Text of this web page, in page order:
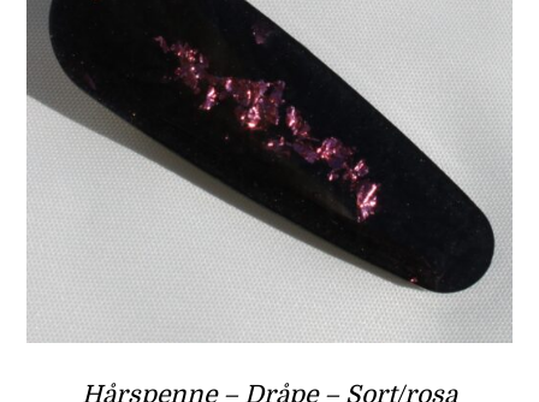
Hårspenne – Dråpe – Sort/rosa